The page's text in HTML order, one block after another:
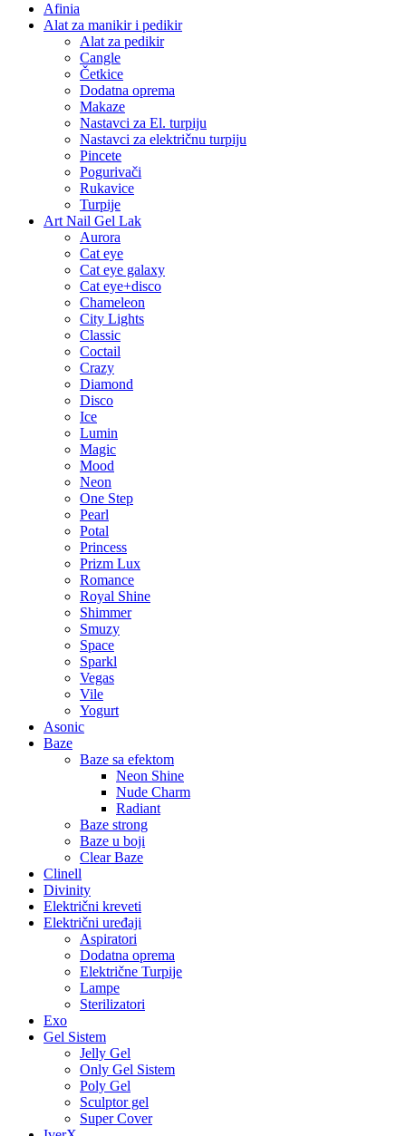
Afinia
Alat za manikir i pedikir
Alat za pedikir
Cangle
Četkice
Dodatna oprema
Makaze
Nastavci za El. turpiju
Nastavci za električnu turpiju
Pincete
Pogurivači
Rukavice
Turpije
Art Nail Gel Lak
Aurora
Cat eye
Cat eye galaxy
Cat eye+disco
Chameleon
City Lights
Classic
Coctail
Crazy
Diamond
Disco
Ice
Lumin
Magic
Mood
Neon
One Step
Pearl
Potal
Princess
Prizm Lux
Romance
Royal Shine
Shimmer
Smuzy
Space
Sparkl
Vegas
Vile
Yogurt
Asonic
Baze
Baze sa efektom
Neon Shine
Nude Charm
Radiant
Baze strong
Baze u boji
Clear Baze
Clinell
Divinity
Električni kreveti
Električni uređaji
Aspiratori
Dodatna oprema
Električne Turpije
Lampe
Sterilizatori
Exo
Gel Sistem
Jelly Gel
Only Gel Sistem
Poly Gel
Sculptor gel
Super Cover